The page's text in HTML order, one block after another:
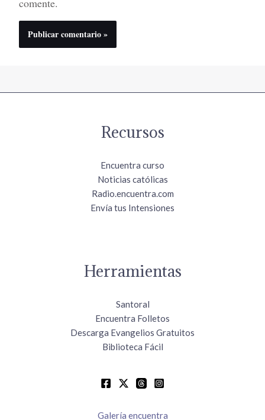
comente.
Recursos
Encuentra curso
Noticias católicas
Radio.encuentra.com
Envía tus Intensiones
Herramientas
Santoral
Encuentra Folletos
Descarga Evangelios Gratuitos
Biblioteca Fácil
Galería encuentra